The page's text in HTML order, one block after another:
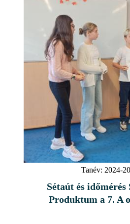
Tanév: 2024-
Sétaút és időmérés
Produktum a 7. A